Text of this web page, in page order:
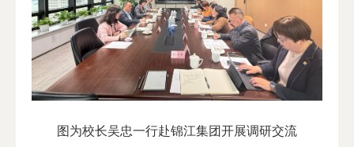
图为校长吴忠一行赴锦江集团开展调研交流